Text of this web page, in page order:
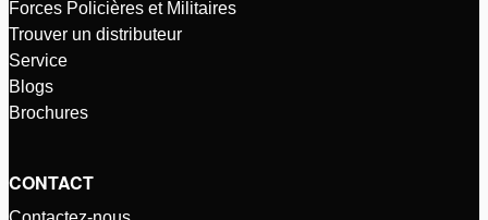
Forces Policières et Militaires
Trouver un distributeur
Service
Blogs
Brochures
CONTACT